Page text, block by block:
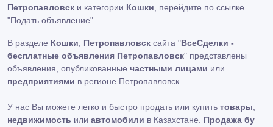
Петропавловск и категории Кошки , перейдите по ссылке
"Подать объявление"
В разделе Кошки Петропавловск сайта "ВсеСделки -
бесплатные объявления Петропавловск" представлены
объявления, опубликованные частными лицами или
предприятиями в регионе Петропавловск.
У нас Вы можете легко и быстро продать или купить товары
недвижимость или автомобили в Казахстане. Продажа бу